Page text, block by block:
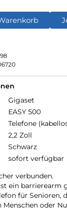
Gigaset
EASY 500
Telefone
2,2 Zoll
Schwarz
sofort verfügbar
verbunden.
ein barrierearm
für Senioren,
Menschen oder